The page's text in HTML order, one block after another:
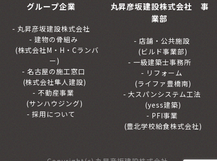
グループ企業
丸昇彦坂建設株式会社
建物の骨組み
(株式会社M・H・Cランバ
ー)
名古屋の施工窓口
(株式会社隼人建設)
不動産事業
(サンハウジング)
採用について
丸昇彦坂建設株式会社 事
業部
店舗・公共施設
(ビルド事業部)
一級建築士事務所
リフォーム
(ライファ豊橋南)
大スパンシステム工法
(yess建築)
PFI事業
(豊北学校給食株式会社)